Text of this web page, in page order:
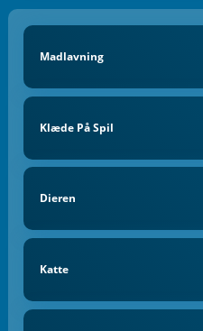
Madlavning
Klæde På Spil
Dieren
Katte